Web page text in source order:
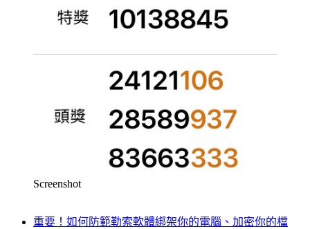
Screenshot
重要！如何防範勒索軟體綁架你的電腦、加密你的檔